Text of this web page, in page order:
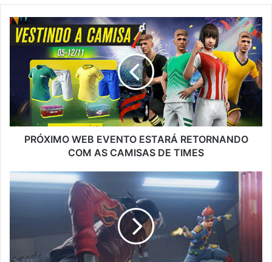
PRÓXIMO
WEB
ESTARÁ
RETORNANDO
AS
CAMISAS
DE
TIMESPRÓXIMO WEB EVENTO ESTARÁ RETORNANDO
COM AS CAMISAS DE TIMES
X1
ATUALIZAÇÃO